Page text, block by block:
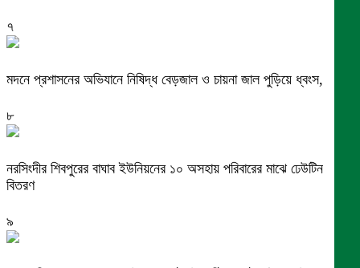
৭
মদনে প্রশাসনের অভিযানে নিষিদ্ধ বেড়জাল ও চায়না জাল পুড়িয়ে ধ্বংস,
৮
নরসিংদীর শিবপুরের বাঘাব ইউনিয়নের ১০ অসহায় পরিবারের মাঝে ঢেউটিন
বিতরণ
৯